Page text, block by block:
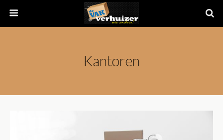
Kantoren